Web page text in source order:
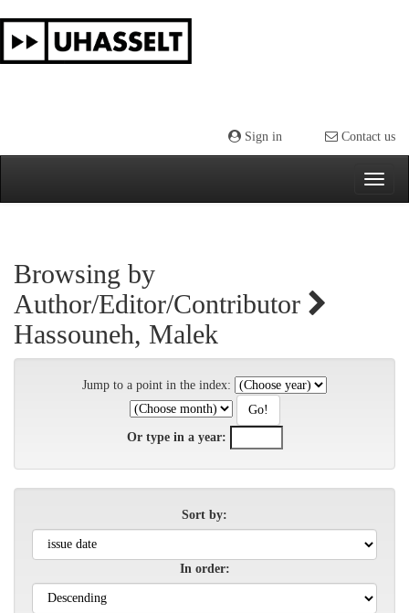
navigation
Sign in Contact us
Browsing by
Author/Editor/Contributor
Hassouneh, Malek
Jump to a point in the index:
Or type in a year:
Sort by:
In order: